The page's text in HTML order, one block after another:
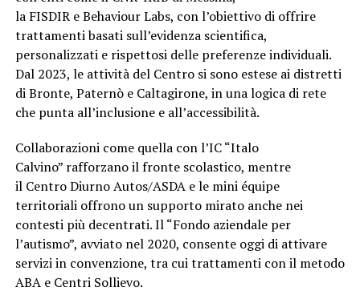
la FISDIR e Behaviour Labs, con l’obiettivo di offrire
trattamenti basati sull’evidenza scientifica,
personalizzati e rispettosi delle preferenze individuali.
Dal 2023, le attività del Centro si sono estese ai distretti
di Bronte, Paternò e Caltagirone, in una logica di rete
che punta all’inclusione e all’accessibilità.
Collaborazioni come quella con l’IC “Italo
Calvino” rafforzano il fronte scolastico, mentre
il Centro Diurno Autos/ASDA e le mini équipe
territoriali offrono un supporto mirato anche nei
contesti più decentrati. Il “Fondo aziendale per
l’autismo”, avviato nel 2020, consente oggi di attivare
servizi in convenzione, tra cui trattamenti con il metodo
ABA e Centri Sollievo.